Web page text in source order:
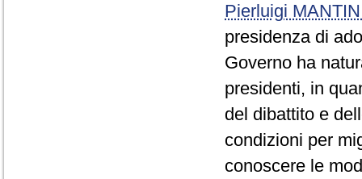
Pierluigi
presidenza di
Governo ha
presidenti, in
del dibattito e
condizioni per
conoscere le